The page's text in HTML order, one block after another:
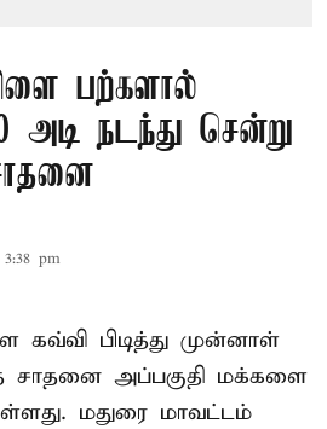
பற்களால்
அடி நடந்து சென்று
pm
கவ்வி பிடித்து முன்னாள்
சாதனை அப்பகுதி மக்களை
மதுரை மாவட்டம்